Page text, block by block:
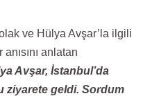
ve Hülya Avşar’la ilgili
anlatan
Avşar, İstanbul’da
ziyarete geldi. Sordum